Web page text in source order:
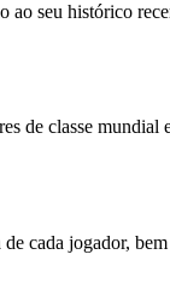
seu histórico
de classe mundial
cada jogador,